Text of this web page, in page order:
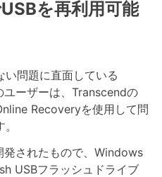
を再利用可能
い問題に直面している
ーザーは、Transcendの
Recoveryを使用して問
されたもので、Windows
USBフラッシュドライブ